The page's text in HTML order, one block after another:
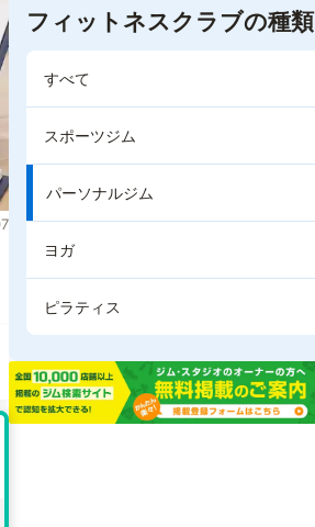
フィットネスクラブの種類
すべて
スポーツジム
パーソナルジム
ヨガ
ピラティス